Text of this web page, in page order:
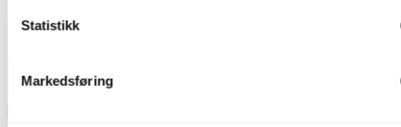
Statistikk
Markedsføring